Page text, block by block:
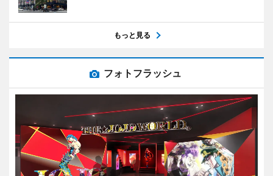
もっと見る
フォトフラッシュ